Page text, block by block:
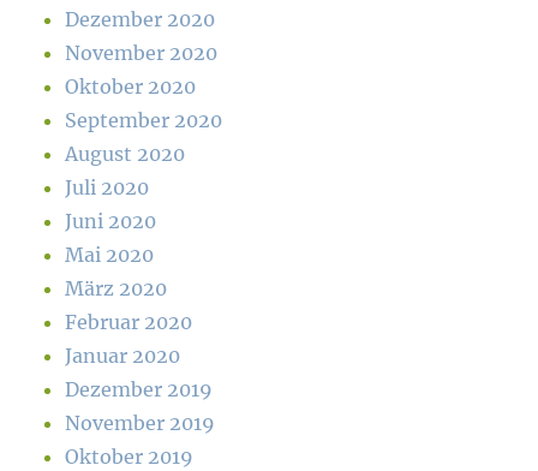
Dezember 2020
November 2020
Oktober 2020
September 2020
August 2020
Juli 2020
Juni 2020
Mai 2020
März 2020
Februar 2020
Januar 2020
Dezember 2019
November 2019
Oktober 2019